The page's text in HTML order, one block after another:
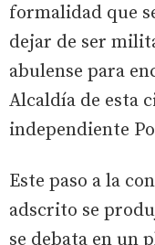
formalidad que
dejar de ser
abulense para
Alcaldía de esta
independiente
Este paso a la
adscrito se
se debata en un